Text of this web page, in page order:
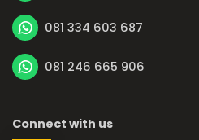
081 334 603 687
081 246 665 906
Connect with us